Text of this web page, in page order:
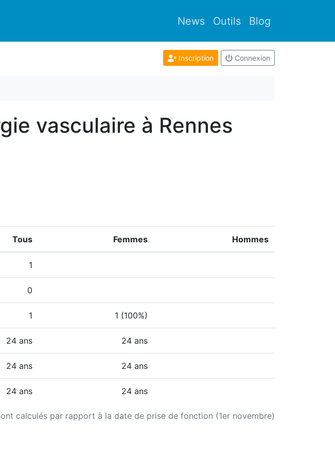
News Outils Blog
Inscription Connexion
vasculaire à Rennes
calculés par rapport à la date de prise de fonction (1er novembre)
Tous Femmes Hommes
1
0
1 1 (100%)
24 ans 24 ans
24 ans 24 ans
24 ans 24 ans